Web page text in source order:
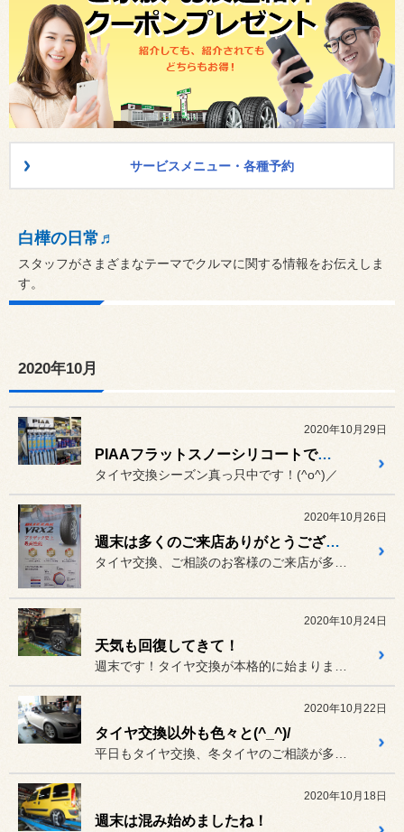
サービスメニュー・各種予約
白樺の日常♬
スタッフがさまざまなテーマでクルマに関する情報をお伝えしま
す。
2020年10月
2020年10月29日
PIAAフラットスノーシリコートで冬も快適に！
タイヤ交換シーズン真っ只中です！(^o^)／
2020年10月26日
週末は多くのご来店ありがとうございます。
2020年10月24日
天気も回復してきて！
週末です！タイヤ交換が本格的に始まりました！
2020年10月22日
タイヤ交換以外も色々と(^_^)/
平日もタイヤ交換、冬タイヤのご相談が多くなってきた当店です(^_^...
2020年10月18日
週末は混み始めましたね！